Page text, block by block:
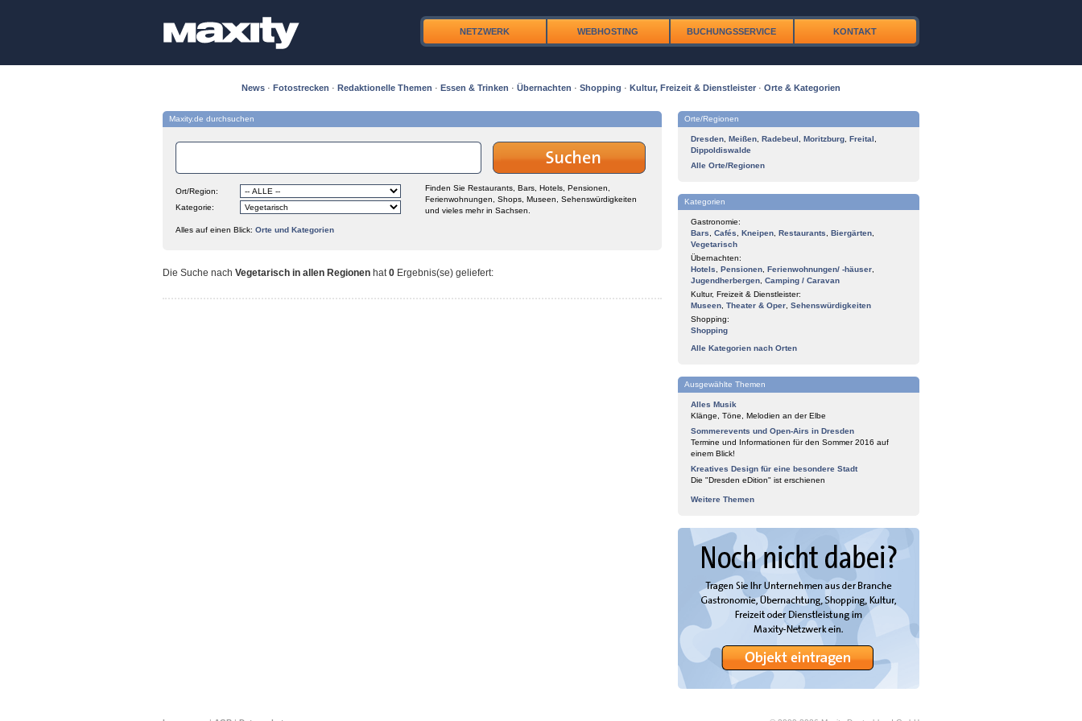
NETZWERK WEBHOSTING BUCHUNGSSERVICE KONTAKT
News · Fotostrecken · Redaktionelle Themen · Essen & Trinken · Übernachten · Shopping · Kultur, Freizeit & Dienstleister · Orte & Kategorien
Maxity.de durchsuchen
Ort/Region:
Kategorie:
Finden Sie Restaurants, Bars, Hotels, Pensionen,
Ferienwohnungen, Shops, Museen, Sehenswürdigkeiten
und vieles mehr in Sachsen.
Alles auf einen Blick: Orte und Kategorien
Die Suche nach Vegetarisch in allen Regionen hat0 Ergebnis(se) geliefert:
Orte/Regionen
Dresden Meißen Radebeul Moritzburg Freital
Dippoldiswalde
Alle Orte/Regionen
Kategorien
Gastronomie:
Bars
Cafés Kneipen Restaurants Biergärten
Vegetarisch
Übernachten:
Hotels
Pensionen Ferienwohnungen/ -häuser
Jugendherbergen Camping / Caravan
Kultur, Freizeit & Dienstleister:
Museen Theater & Oper Sehenswürdigkeiten
Shopping:
Shopping
Alle Kategorien nach Orten
Ausgewählte Themen
Alles Musik
Klänge, Töne, Melodien an der Elbe
Sommerevents und Open-Airs in Dresden
Termine und Informationen für den Sommer 2016 auf
einem Blick!
Kreatives Design für eine besondere Stadt
Die "Dresden eDition" ist erschienen
Weitere Themen